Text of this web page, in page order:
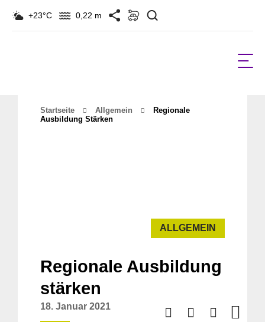
+23°C 0,22 m
Startseite Allgemein
Regionale
Ausbildung Stärken
ALLGEMEIN
Regionale Ausbildung
stärken
18. Januar 2021